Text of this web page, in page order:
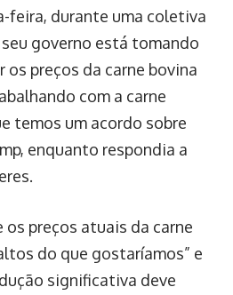
feira, durante uma coletiva
seu governo está tomando
os preços da carne bovina
com a carne
temos um acordo sobre
enquanto respondia a
preços atuais da carne
do que gostaríamos” e
significativa deve